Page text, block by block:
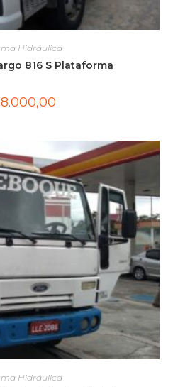
Hidráulica
816 S Plataforma
Hidráulica